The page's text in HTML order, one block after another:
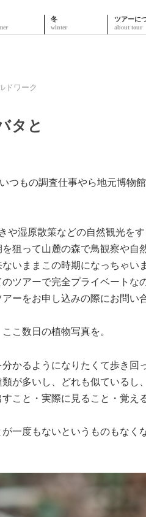
冬 ツアーに
ドワーク
タと
つもの調査仕事やら地元博物
や湿原散策などの自然観光を
狙って山麓の森で鳥観察や自
いままこの時期になっちゃい
ツアーで完全プライベート
ーをお申し込みの際にお問い
こ数日の植物写真を。
かるようになりたくて歩き回
が多いし、どれも似ている
こと・実際に見ること・覚え
一度もないというものもなく